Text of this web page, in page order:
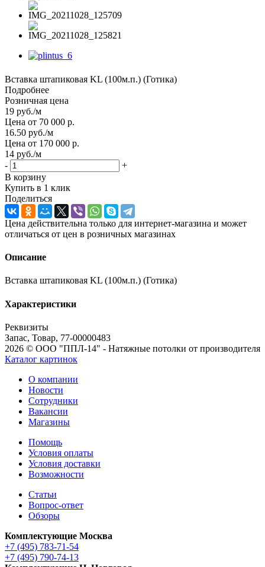
Вставка штапиковая KL (100м.п.) (Готика)
Подробнее
Розничная цена
19 руб./м
Цена от 70 000 р.
16.50 руб./м
Цена от 170 000 р.
14 руб./м
-
+
В корзину
Купить в 1 клик
Поделиться
Цена действительна только для интернет-магазина и может
отличаться от цен в розничных магазинах
Описание
Вставка штапиковая KL (100м.п.) (Готика)
Характеристики
Реквизиты
Запас, Товар, 77-00000483
2026 © ООО "ППЛ-14" - Натяжные потолки от производителя
Каталог картинок
О компании
Новости
Сотрудники
Вакансии
Магазины
Помощь
Условия оплаты
Условия доставки
Возможности
Статьи
Вопрос-ответ
Обзоры
Комплектующие Москва
+7 (495) 783-71-54
+7 (495) 790-74-13